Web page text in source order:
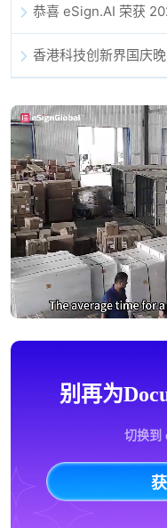
恭喜 eSign.AI 荣获
香港科技创新界国庆
别再为
切换到